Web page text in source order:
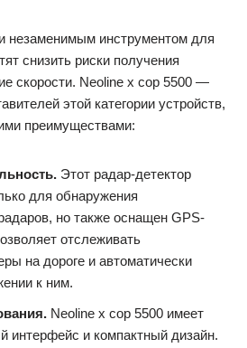
незаменимым инструментом для
снизить риски получения
скорости. Neoline x cop 5500 —
этой категории устройств,
преимуществами:
Этот радар-детектор
для обнаружения
но также оснащен GPS-
отслеживать
на дороге и автоматически
к ним.
Neoline x cop 5500 имеет
интерфейс и компактный дизайн.